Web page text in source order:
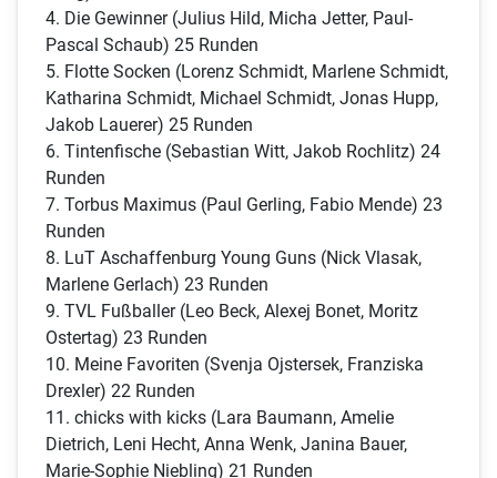
4. Die Gewinner (Julius Hild, Micha Jetter, Paul-
Pascal Schaub) 25 Runden
5. Flotte Socken (Lorenz Schmidt, Marlene Schmidt,
Katharina Schmidt, Michael Schmidt, Jonas Hupp,
Jakob Lauerer) 25 Runden
6. Tintenfische (Sebastian Witt, Jakob Rochlitz) 24
Runden
7. Torbus Maximus (Paul Gerling, Fabio Mende) 23
Runden
8. LuT Aschaffenburg Young Guns (Nick Vlasak,
Marlene Gerlach) 23 Runden
9. TVL Fußballer (Leo Beck, Alexej Bonet, Moritz
Ostertag) 23 Runden
10. Meine Favoriten (Svenja Ojstersek, Franziska
Drexler) 22 Runden
11. chicks with kicks (Lara Baumann, Amelie
Dietrich, Leni Hecht, Anna Wenk, Janina Bauer,
Marie-Sophie Niebling) 21 Runden